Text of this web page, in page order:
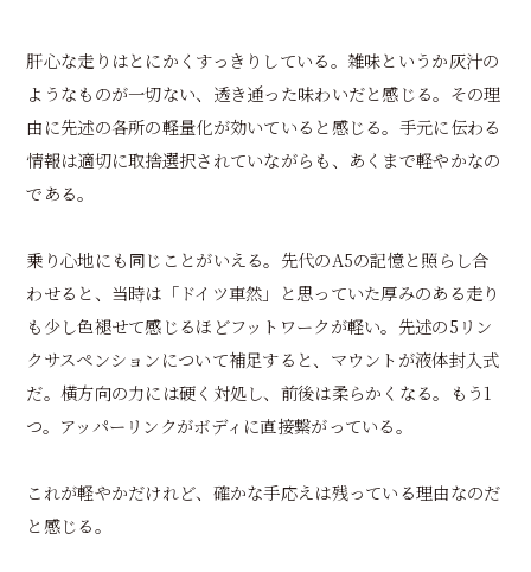
肝心な走りはとにかくすっきりしている。雑味というか灰汁の
ようなものが一切ない、透き通った味わいだと感じる。その理
由に先述の各所の軽量化が効いていると感じる。手元に伝わる
情報は適切に取捨選択されていながらも、あくまで軽やかなの
である。
乗り心地にも同じことがいえる。先代のA5の記憶と照らし合
わせると、当時は「ドイツ車然」と思っていた厚みのある走り
も少し色褪せて感じるほどフットワークが軽い。先述の5リン
クサスペンションについて補足すると、マウントが液体封入式
だ。横方向の力には硬く対処し、前後は柔らかくなる。もう1
つ。アッパーリンクがボディに直接繋がっている。
これが軽やかだけれど、確かな手応えは残っている理由なのだ
と感じる。